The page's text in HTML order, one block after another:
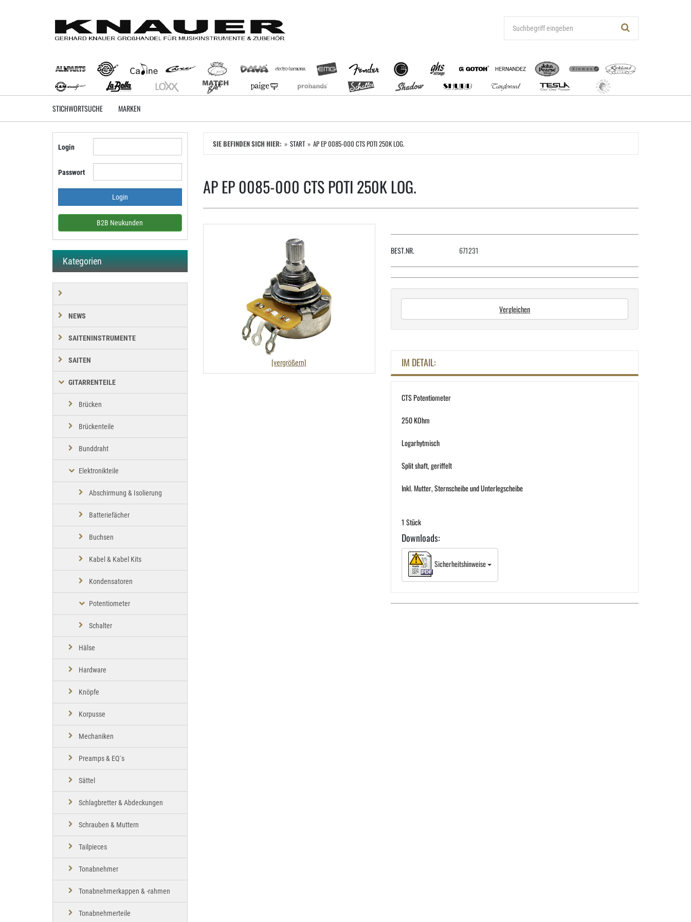
STICHWORTSUCHE MARKEN
SIE BEFINDEN SICH HIER: START AP EP 0085-000 CTS POTI 250K LOG.
AP EP 0085-000 CTS POTI 250K LOG.
[vergrößern]
BEST.NR. 671231
Vergleichen
IM DETAIL:
CTS Potentiometer
250 KOhm
Logarhytmisch
Split shaft, geriffelt
Inkl. Mutter, Sternscheibe und Unterlegscheibe
1 Stück
Downloads:
Sicherheitshinweise
Login
Passwort
B2B Neukunden
Kategorien
NEWS
SAITENINSTRUMENTE
SAITEN
GITARRENTEILE
Brücken
Brückenteile
Bunddraht
Elektronikteile
Abschirmung & Isolierung
Batteriefächer
Buchsen
Kabel & Kabel Kits
Kondensatoren
Potentiometer
Schalter
Hälse
Hardware
Knöpfe
Korpusse
Mechaniken
Preamps & EQ´s
Sättel
Schlagbretter & Abdeckungen
Schrauben & Muttern
Tailpieces
Tonabnehmer
Tonabnehmerkappen & -rahmen
Tonabnehmerteile